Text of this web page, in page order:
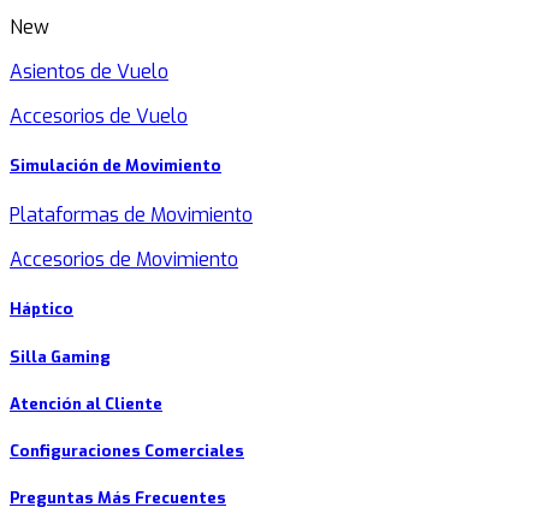
New
Asientos de Vuelo
Accesorios de Vuelo
Simulación de Movimiento
Plataformas de Movimiento
Accesorios de Movimiento
Háptico
Silla Gaming
Atención al Cliente
Configuraciones Comerciales
Preguntas Más Frecuentes